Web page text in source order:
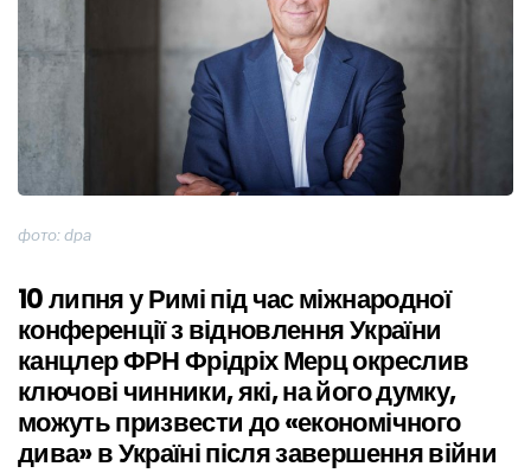
фото: dpa
10 липня у Римі під час міжнародної
конференції з відновлення України
канцлер ФРН Фрідріх Мерц окреслив
ключові чинники, які, на його думку,
можуть призвести до «економічного
дива» в Україні після завершення війни